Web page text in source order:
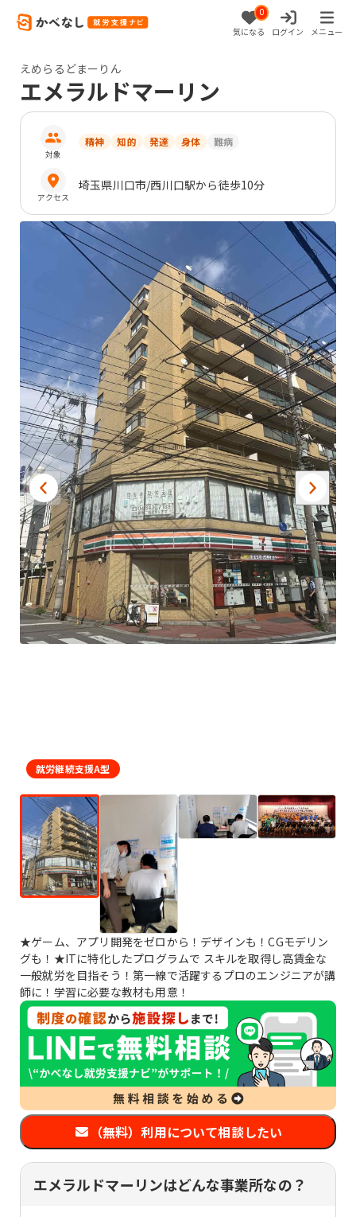
0
気になる ログイン メニュー
えめらるどまーりん
エメラルドマーリン
対象
精神 知的 発達 身体 難病
アクセス
埼玉県川口市/西川口駅から徒歩10分
就労継続支援A型
★ゲーム、アプリ開発をゼロから！デザインも！CGモデリン
グも！★ITに特化したプログラムで スキルを取得し高賃金な
一般就労を目指そう！第一線で活躍するプロのエンジニアが講
師に！学習に必要な教材も用意！
（無料）利用について相談したい
エメラルドマーリンはどんな事業所なの？